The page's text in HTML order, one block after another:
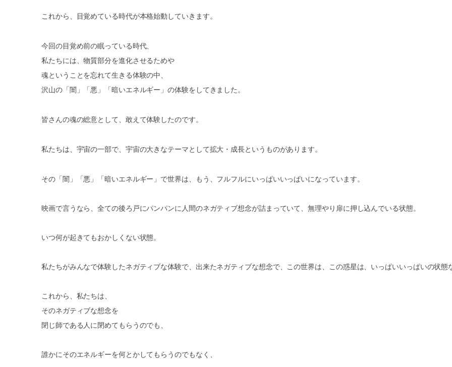
これから、目覚めている時代が本格始動していきます。
今回の目覚め前の眠っている時代、
私たちには、物質部分を進化させるためや
魂ということを忘れて生きる体験の中、
沢山の「闇」「悪」「暗いエネルギー」の体験をしてきました。
皆さんの魂の総意として、敢えて体験したのです。
私たちは、宇宙の一部で、宇宙の大きなテーマとして拡大・成長というものがあります。
その「闇」「悪」「暗いエネルギー」で世界は、もう、フルフルにいっぱいいっぱいになっています。
映画で言うなら、全ての後ろ戸にパンパンに人間のネガティブ想念が詰まっていて、無理やり扉に押し込んでいる状態。
いつ何が起きてもおかしくない状態。
私たちがみんなで体験したネガティブな体験で、出来たネガティブな想念で、この世界は、この惑星は、いっぱいいっぱいの状態
これから、私たちは、
そのネガティブな想念を
閉じ師である人に閉めてもらうのでも、
誰かにそのエネルギーを何とかしてもらうのでもなく、